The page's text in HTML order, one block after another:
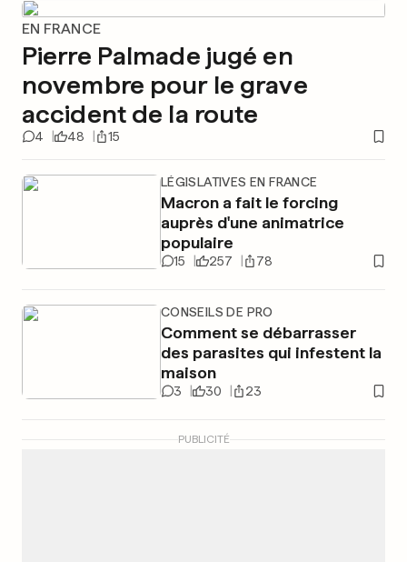
EN FRANCE
Pierre Palmade jugé en
novembre pour le grave
accident de la route
4 48 15
LÉGISLATIVES EN FRANCE
Macron a fait le forcing
auprès d'une animatrice
populaire
15 257 78
CONSEILS DE PRO
Comment se débarrasser
des parasites qui infestent la
maison
3 30 23
PUBLICITÉ